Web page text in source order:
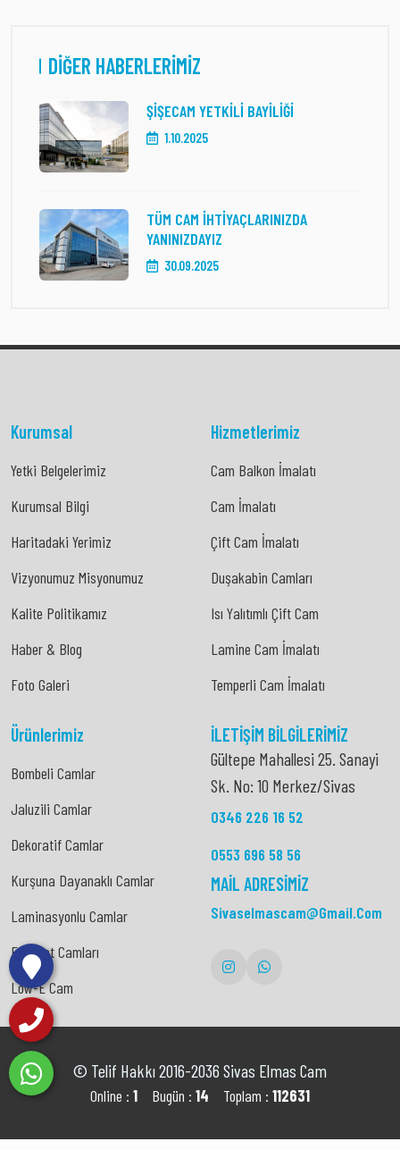
DIĞER HABERLERIMIZ
ŞIŞECAM YETKILI BAYILIĞI
1.10.2025
TÜM CAM İHTIYAÇLARINIZDA
YANINIZDAYIZ
30.09.2025
Kurumsal
Yetki Belgelerimiz
Kurumsal Bilgi
Haritadaki Yerimiz
Vizyonumuz Misyonumuz
Kalite Politikamız
Haber & Blog
Foto Galeri
Hizmetlerimiz
Cam Balkon İmalatı
Cam Balkon İmalatı
Cam İmalatı
Cam İmalatı
Çift Cam İmalatı
Duşakabin Camları
Isı Yalıtımlı Çift Cam
Isı Yalıtımlı Çift Cam
Lamine Cam İmalatı
Lamine Cam İmalatı
Temperli Cam İmalatı
Ürünlerimiz
Bombeli Camlar
Jaluzili Camlar
Dekoratif Camlar
Kurşuna Dayanaklı Camlar
Laminasyonlu Camlar
Laminasyonlu Camlar
Emniyet Camları
Emniyet Camları
Low-E Cam
Low-E Cam
İLETIŞIM BILGILERIMIZ
Gültepe Mahallesi 25. Sanayi
Sk. No: 10 Merkez/Sivas
0346 226 16 52
0553 696 58 56
MAIL ADRESIMIZ
Sivaselmascam@gmail.com
© Telif Hakkı 2016-2036 Sivas Elmas Cam
Online : 1 Bugün : 14 Toplam : 112631